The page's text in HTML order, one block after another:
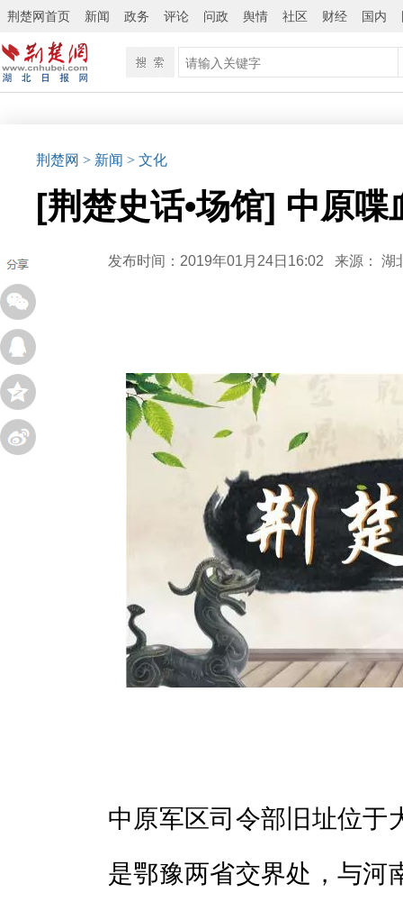
荆楚网首页 新闻 政务 评论 问政 舆情 社区 财经 国内
荆楚网 > 新闻 > 文化
[荆楚史话•场馆] 中原
发布时间：2019年01月24日16:02 来源： 湖
中原军区司令部旧址位于
是鄂豫两省交界处，与河